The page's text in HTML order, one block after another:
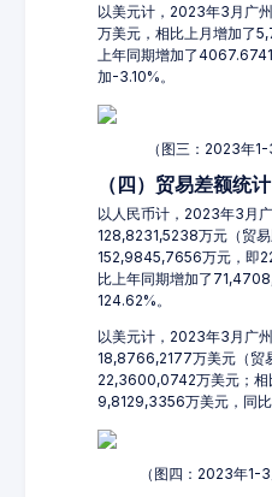
以美元计，2023年3月广
万美元，相比上月增加了
上年同期增加了
加-3.10%。
（图三：2023年
（四）贸易差额统计
以人民币计，2023年3月
128,8231,5238万元（贸
152,9845,7656万元，即
比上年同期增加了
124.62%。
以美元计，2023年3月广
18,8766,2177万美元（贸
22,3600,0742万美元；相
9,8129,3356万美元，同比
（图四：2023年1-